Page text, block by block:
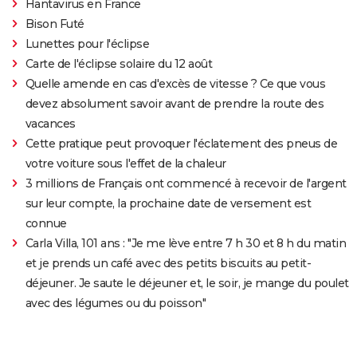
Hantavirus en France
Bison Futé
Lunettes pour l'éclipse
Carte de l'éclipse solaire du 12 août
Quelle amende en cas d'excès de vitesse ? Ce que vous
devez absolument savoir avant de prendre la route des
vacances
Cette pratique peut provoquer l'éclatement des pneus de
votre voiture sous l'effet de la chaleur
3 millions de Français ont commencé à recevoir de l'argent
sur leur compte, la prochaine date de versement est
connue
Carla Villa, 101 ans : "Je me lève entre 7 h 30 et 8 h du matin
et je prends un café avec des petits biscuits au petit-
déjeuner. Je saute le déjeuner et, le soir, je mange du poulet
avec des légumes ou du poisson"